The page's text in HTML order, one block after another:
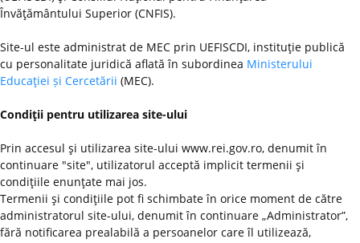
Învăţământului Superior (CNFIS).
Site-ul este administrat de MEC prin UEFISCDI, instituţie publică
cu personalitate juridică aflată în subordinea Ministerului
Educaţiei și Cercetării (MEC).
Condiţii pentru utilizarea site-ului
Prin accesul şi utilizarea site-ului www.rei.gov.ro, denumit în
continuare "site", utilizatorul acceptă implicit termenii şi
condiţiile enunţate mai jos.
Termenii şi condiţiile pot fi schimbate în orice moment de către
administratorul site-ului, denumit în continuare „Administrator”,
fără notificarea prealabilă a persoanelor care îl utilizează,